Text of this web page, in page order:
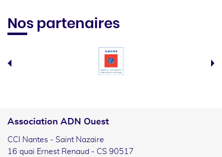
Nos partenaires
Association ADN Ouest
CCI Nantes - Saint Nazaire
16 quai Ernest Renaud - CS 90517